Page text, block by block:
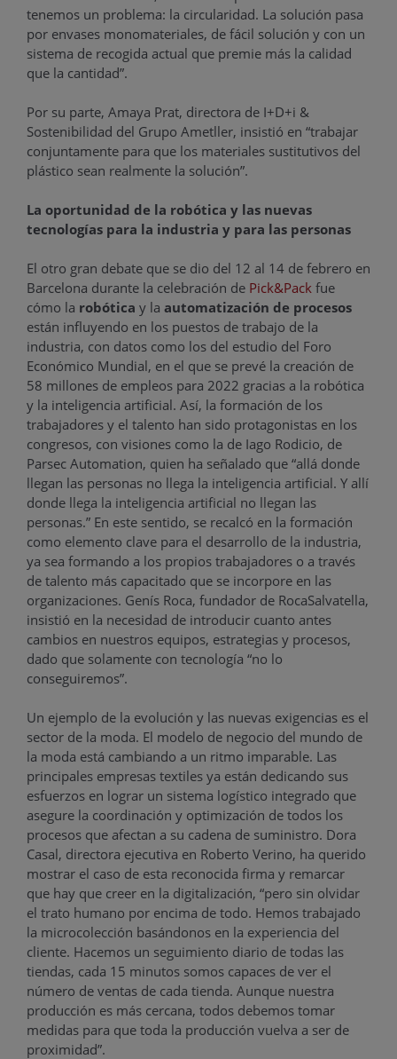
tenemos un problema: la circularidad. La solución pasa
por envases monomateriales, de fácil solución y con un
sistema de recogida actual que premie más la calidad
que la cantidad”.
Por su parte, Amaya Prat, directora de I+D+i &
Sostenibilidad del Grupo Ametller, insistió en “trabajar
conjuntamente para que los materiales sustitutivos del
plástico sean realmente la solución”.
La oportunidad de la robótica y las nuevas
tecnologías para la industria y para las personas
El otro gran debate que se dio del 12 al 14 de febrero en
Barcelona durante la celebración de Pick&Pack fue
cómo la robótica y la automatización de procesos
están influyendo en los puestos de trabajo de la
industria, con datos como los del estudio del Foro
Económico Mundial, en el que se prevé la creación de
58 millones de empleos para 2022 gracias a la robótica
y la inteligencia artificial. Así, la formación de los
trabajadores y el talento han sido protagonistas en los
congresos, con visiones como la de Iago Rodicio, de
Parsec Automation, quien ha señalado que “allá donde
llegan las personas no llega la inteligencia artificial. Y allí
donde llega la inteligencia artificial no llegan las
personas.” En este sentido, se recalcó en la formación
como elemento clave para el desarrollo de la industria,
ya sea formando a los propios trabajadores o a través
de talento más capacitado que se incorpore en las
organizaciones. Genís Roca, fundador de RocaSalvatella,
insistió en la necesidad de introducir cuanto antes
cambios en nuestros equipos, estrategias y procesos,
dado que solamente con tecnología “no lo
conseguiremos”.
Un ejemplo de la evolución y las nuevas exigencias es el
sector de la moda. El modelo de negocio del mundo de
la moda está cambiando a un ritmo imparable. Las
principales empresas textiles ya están dedicando sus
esfuerzos en lograr un sistema logístico integrado que
asegure la coordinación y optimización de todos los
procesos que afectan a su cadena de suministro. Dora
Casal, directora ejecutiva en Roberto Verino, ha querido
mostrar el caso de esta reconocida firma y remarcar
que hay que creer en la digitalización, “pero sin olvidar
el trato humano por encima de todo. Hemos trabajado
la microcolección basándonos en la experiencia del
cliente. Hacemos un seguimiento diario de todas las
tiendas, cada 15 minutos somos capaces de ver el
número de ventas de cada tienda. Aunque nuestra
producción es más cercana, todos debemos tomar
medidas para que toda la producción vuelva a ser de
proximidad”.